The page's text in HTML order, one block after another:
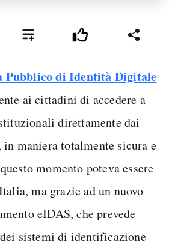
Pubblico di Identità Digitale
ai cittadini di accedere a
direttamente dai
maniera totalmente sicura e
momento poteva essere
ma grazie ad un nuovo
eIDAS, che prevede
sistemi di identificazione